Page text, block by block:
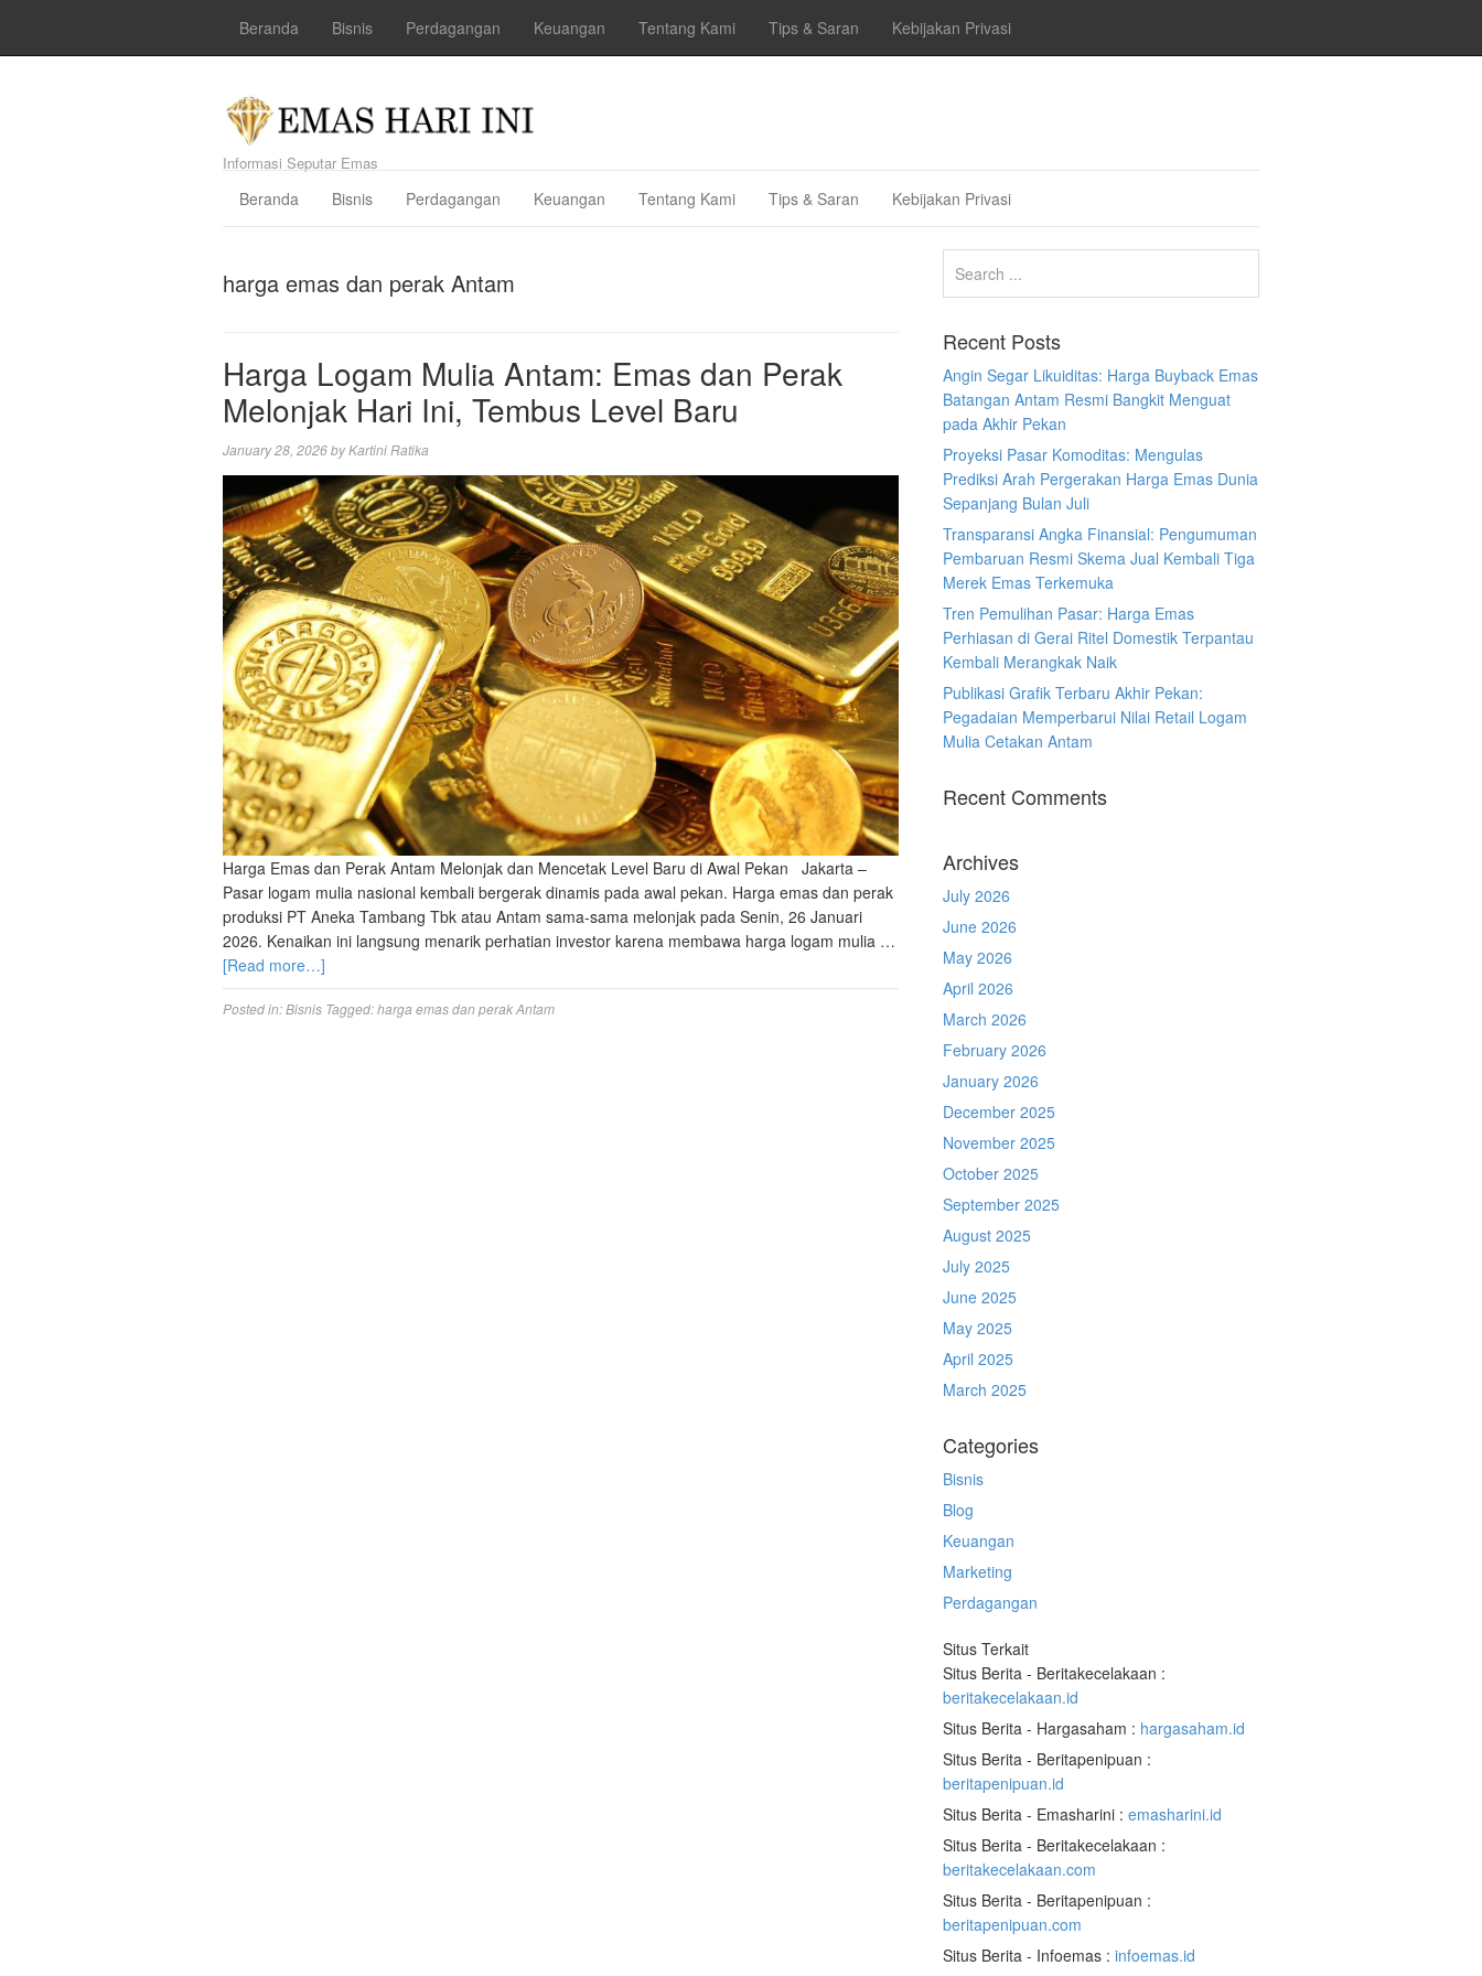
Beranda Bisnis Perdagangan Keuangan Tentang Kami Tips & Saran Kebijakan Privasi
Informasi Seputar Emas
Beranda Bisnis Perdagangan Keuangan Tentang Kami Tips & Saran Kebijakan Privasi
harga emas dan perak Antam
Harga Logam Mulia Antam: Emas dan Perak
Melonjak Hari Ini, Tembus Level Baru
January 28, 2026byKartini Ratika
Harga Emas dan Perak Antam Melonjak dan Mencetak Level Baru di Awal Pekan Jakarta –
Pasar logam mulia nasional kembali bergerak dinamis pada awal pekan. Harga emas dan perak
produksi PT Aneka Tambang Tbk atau Antam sama-sama melonjak pada Senin, 26 Januari
2026. Kenaikan ini langsung menarik perhatian investor karena membawa harga logam mulia …
[Read more…]
Posted in:Bisnis Tagged:harga emas dan perak Antam
Recent Posts
Angin Segar Likuiditas: Harga Buyback Emas
Batangan Antam Resmi Bangkit Menguat
pada Akhir Pekan
Proyeksi Pasar Komoditas: Mengulas
Prediksi Arah Pergerakan Harga Emas Dunia
Sepanjang Bulan Juli
Transparansi Angka Finansial: Pengumuman
Pembaruan Resmi Skema Jual Kembali Tiga
Merek Emas Terkemuka
Tren Pemulihan Pasar: Harga Emas
Perhiasan di Gerai Ritel Domestik Terpantau
Kembali Merangkak Naik
Publikasi Grafik Terbaru Akhir Pekan:
Pegadaian Memperbarui Nilai Retail Logam
Mulia Cetakan Antam
Recent Comments
Archives
July 2026
June 2026
May 2026
April 2026
March 2026
February 2026
January 2026
December 2025
November 2025
October 2025
September 2025
August 2025
July 2025
June 2025
May 2025
April 2025
March 2025
Categories
Bisnis
Blog
Keuangan
Marketing
Perdagangan
Situs Terkait
Situs Berita - Beritakecelakaan :
beritakecelakaan.id
Situs Berita - Hargasaham : hargasaham.id
Situs Berita - Beritapenipuan :
beritapenipuan.id
Situs Berita - Emasharini :emasharini.id
Situs Berita - Beritakecelakaan :
beritakecelakaan.com
Situs Berita - Beritapenipuan :
beritapenipuan.com
Situs Berita - Infoemas :infoemas.id